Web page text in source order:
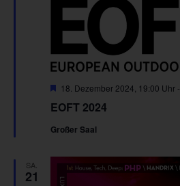
EOFT 2024
Hervorgehoben
18. Dezember 2024, 19:00 Uhr-
Großer Saal
SA.
21